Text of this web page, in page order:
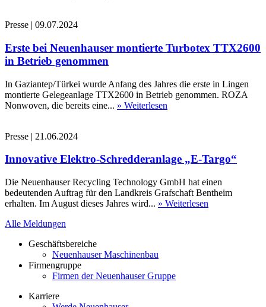
Presse | 09.07.2024
Erste bei Neuenhauser montierte Turbotex TTX2600
in Betrieb genommen
In Gaziantep/Türkei wurde Anfang des Jahres die erste in Lingen
montierte Gelegeanlage TTX2600 in Betrieb genommen. ROZA
Nonwoven, die bereits eine... » Weiterlesen
Presse | 21.06.2024
Innovative Elektro-Schredderanlage „E-Targo“
Die Neuenhauser Recycling Technology GmbH hat einen
bedeutenden Auftrag für den Landkreis Grafschaft Bentheim
erhalten. Im August dieses Jahres wird... » Weiterlesen
Alle Meldungen
Geschäftsbereiche
Neuenhauser Maschinenbau
Firmengruppe
Firmen der Neuenhauser Gruppe
Karriere